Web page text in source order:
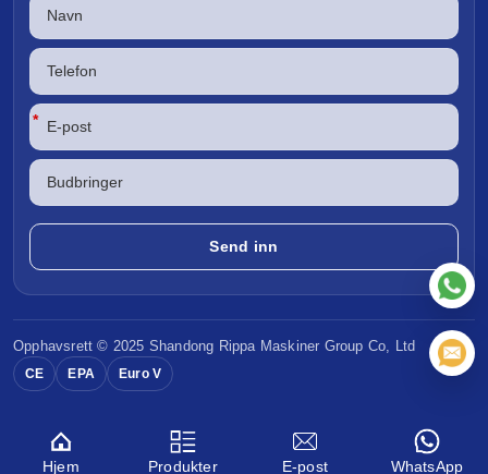
*
Opphavsrett © 2025 Shandong Rippa Maskiner Group Co, Ltd
CE EPA Euro V
Hjem Produkter E-post WhatsApp